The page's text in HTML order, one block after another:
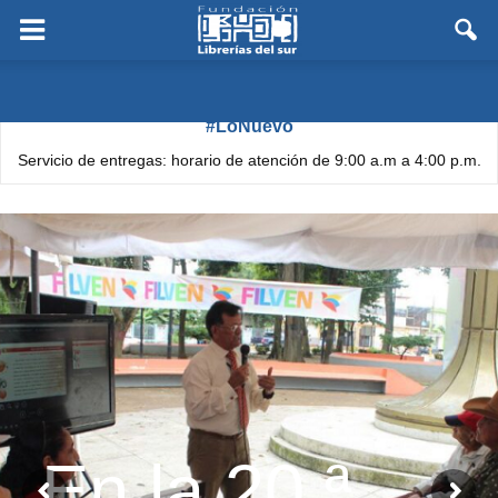
#LoNuevo
Servicio de entregas: horario de atención de 9:00 a.m a 4:00 p.m.